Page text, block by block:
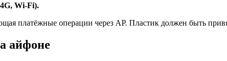
Wi-Fi).
платёжные операции через AP. Пластик должен быть
айфоне